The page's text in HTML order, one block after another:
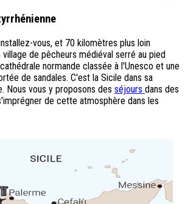
vous, et 70 kilomètres plus loin
village de pêcheurs médiéval serré au pied
normande classée à l'Unesco et une
de sandales. C'est la Sicile dans sa
Nous vous y proposons des séjours dans des
de cette atmosphère dans les